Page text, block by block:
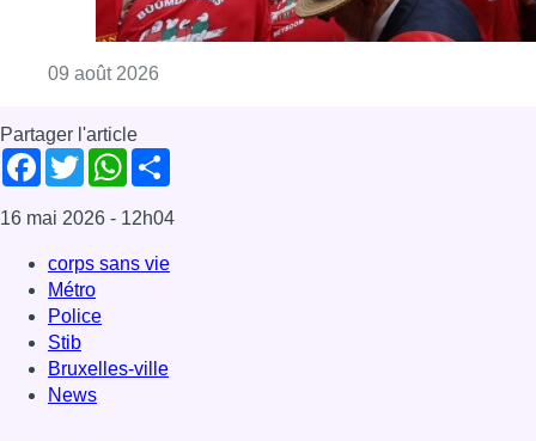
09 août 2026
Partager l'article
Facebook
TwitterWhatsApp
16 mai 2026 - 12h04
corps sans vie
Métro
Police
Stib
Bruxelles-ville
News